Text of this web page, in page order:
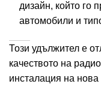
дизайн, който го
автомобили и
Този удължител е
качеството на
инсталация на